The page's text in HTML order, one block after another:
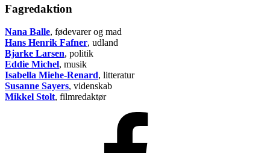
Fagredaktion
Nana Balle, fødevarer og mad
Hans Henrik Fafner, udland
Bjarke Larsen, politik
Eddie Michel, musik
Isabella Miehe-Renard, litteratur
Susanne Sayers, videnskab
Mikkel Stolt, filmredaktør